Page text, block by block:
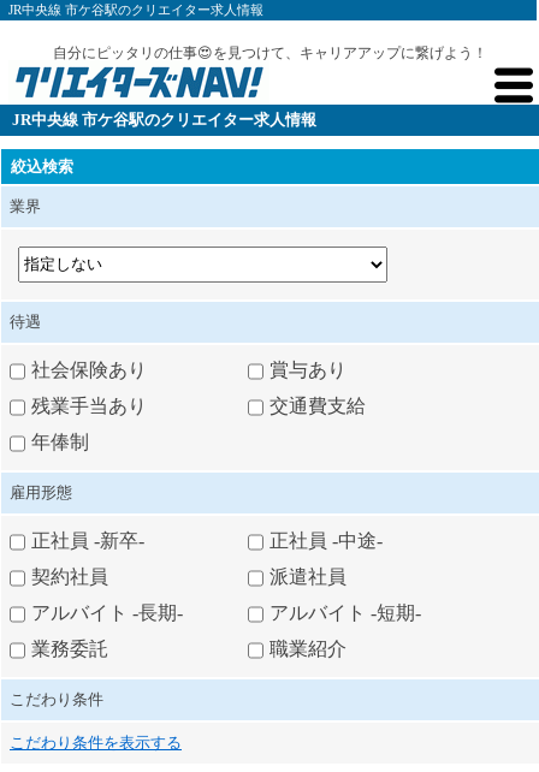
JR中央線 市ケ谷駅のクリエイター求人情報
自分にピッタリの仕事😍を見つけて、キャリアアップに繋げよう！
JR中央線 市ケ谷駅のクリエイター求人情報
絞込検索
業界
待遇
社会保険あり
賞与あり
残業手当あり
交通費支給
年俸制
雇用形態
正社員 -新卒-
正社員 -中途-
契約社員
派遣社員
アルバイト -長期-
アルバイト -短期-
業務委託
職業紹介
こだわり条件
こだわり条件を表示する